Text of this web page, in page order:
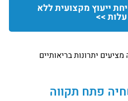
ייעוץ מקצועית ללא
עלות >>
יתרונות בריאותיים
פתח תקווה